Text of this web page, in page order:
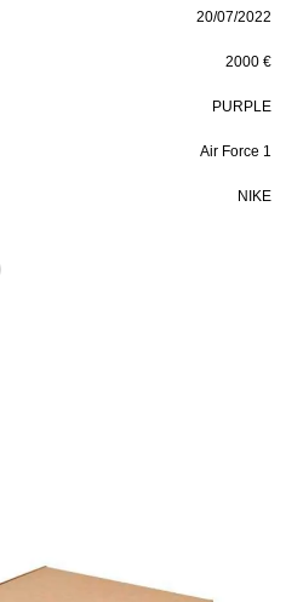
20/07/2022
2000 €
PURPLE
Air Force 1
NIKE